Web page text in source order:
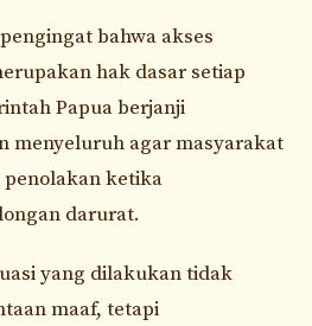
bahwa akses
hak dasar setiap
Papua berjanji
menyeluruh agar masyarakat
ketika
darurat.
yang dilakukan tidak
maaf, tetapi